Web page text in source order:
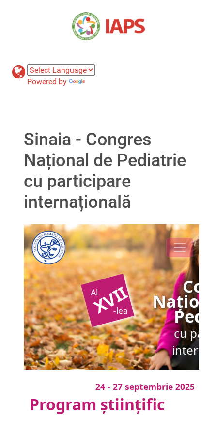
Powered by
Sinaia - Congres
Național de Pediatrie
cu participare
internațională